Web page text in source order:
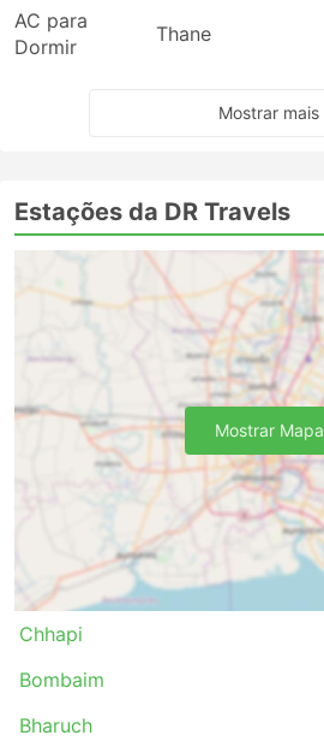
AC para
Dormir
Thane
Mostrar mais
Estações da DR Travels
Chhapi
Bombaim
Bharuch
Mostrar Mapa